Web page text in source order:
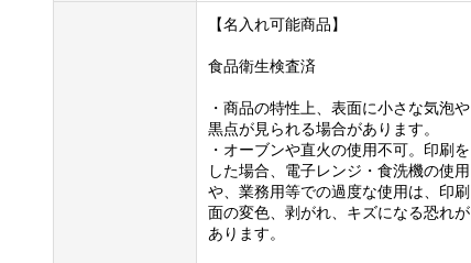
【名入れ可能商品】
食品衛生検査済
・商品の特性上、表面に小さな気泡や
黒点が見られる場合があります。
・オーブンや直火の使用不可。印刷を
した場合、電子レンジ・食洗機の使用
や、業務用等での過度な使用は、印刷
面の変色、剥がれ、キズになる恐れが
あります。